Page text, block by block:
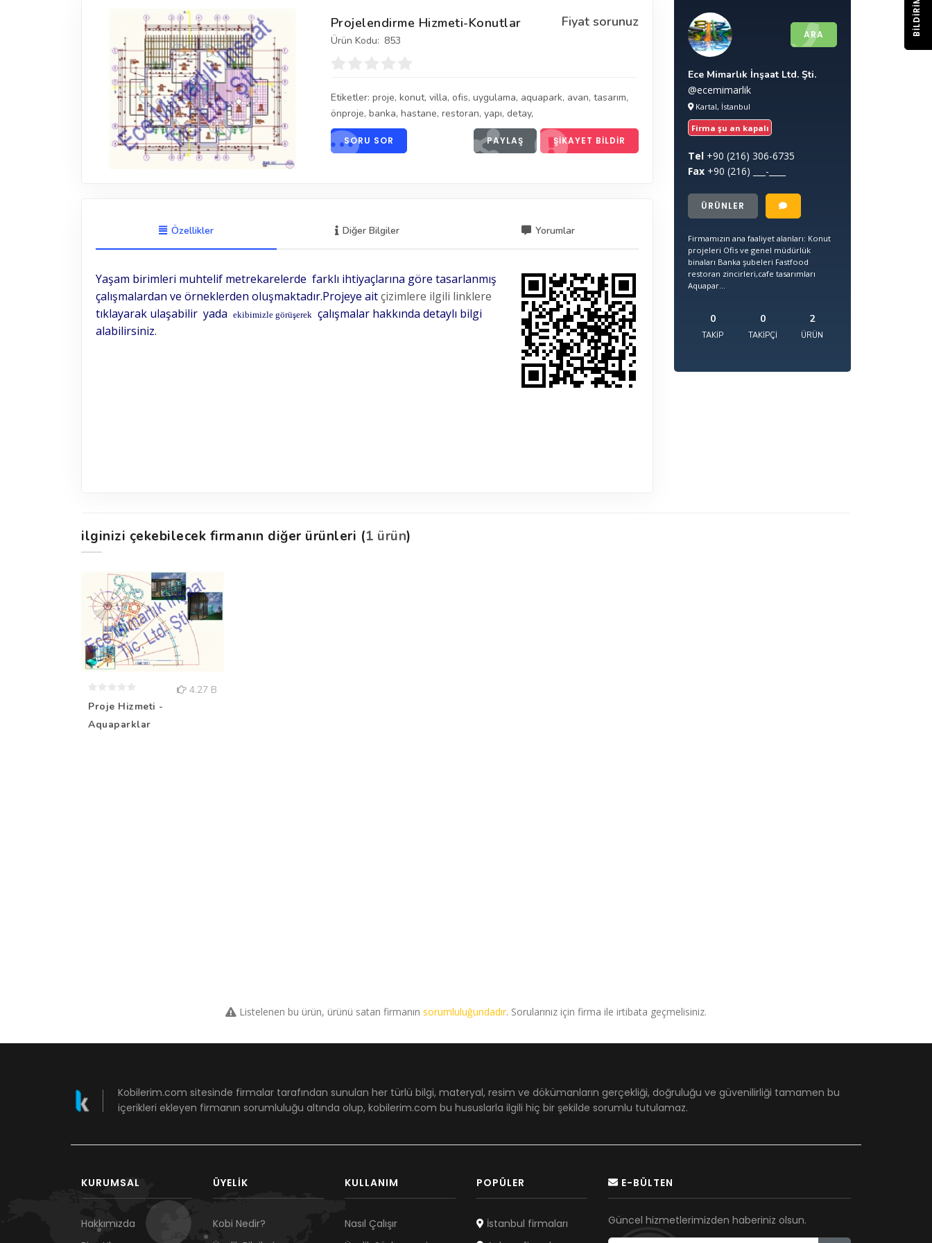
Fiyat sorunuz
Projelendirme Hizmeti-Konutlar
Ürün Kodu: 853
Etiketler: proje, konut, villa, ofis, uygulama, aquapark, avan, tasarım,
önproje, banka, hastane, restoran, yapı, detay,
SORU SOR PAYLAŞ ŞIKAYET BILDIR
Özellikler Diğer Bilgiler Yorumlar
Yaşam birimleri muhtelif metrekarelerde farklı ihtiyaçlarına göre tasarlanmış
çalışmalardan ve örneklerden oluşmaktadır.Projeye aitçizimlere ilgili linklere
tıklayarak ulaşabilir yada ekibimizle görüşerek çalışmalar hakkında detaylı bilgi
alabilirsiniz.
ARA
Ece Mimarlık İnşaat Ltd. Şti.
@ecemimarlik
Kartal, İstanbul
Firma şu an kapalı
Tel +90 (216) 306-6735
Fax +90 (216) ___-____
ÜRÜNLER
Firmamızın ana faaliyet alanları: Konut
projeleri Ofis ve genel müdürlük
binaları Banka şubeleri Fastfood
restoran zincirleri,cafe tasarımları
Aquapar...
0
TAKIP
0
TAKIPÇI
2
ÜRÜN
ilginizi çekebilecek firmanın diğer ürünleri (1 ürün)
4.27 B
Proje Hizmeti -
Aquaparklar
Listelenen bu ürün, ürünü satan firmanın sorumluluğundadır. Sorularınız için firma ile irtibata geçmelisiniz.
Kobilerim.com sitesinde firmalar tarafından sunulan her türlü bilgi, materyal, resim ve dökümanların gerçekliği, doğruluğu ve güvenilirliği tamamen bu
içerikleri ekleyen firmanın sorumluluğu altında olup, kobilerim.com bu hususlarla ilgili hiç bir şekilde sorumlu tutulamaz.
KURUMSAL
Hakkımızda
ÜYELIK
Kobi Nedir?
KULLANIM
Nasıl Çalışır
POPÜLER
İstanbul firmaları
E-BÜLTEN
Güncel hizmetlerimizden haberiniz olsun.
BILDIRIM